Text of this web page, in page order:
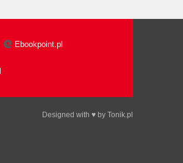
Ebookpoint.pl
Designed with ♥ by Tonik.pl